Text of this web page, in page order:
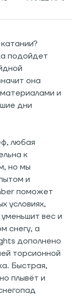
подойдет
она
и
дни
любая
к
но мы
и
поможет
условиях,
вес и
снегу, а
дополнено
торсионной
Быстрая,
плывёт и